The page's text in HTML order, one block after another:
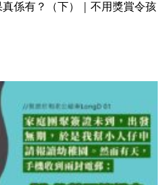
真係有？（下）｜不用獎賞令孩